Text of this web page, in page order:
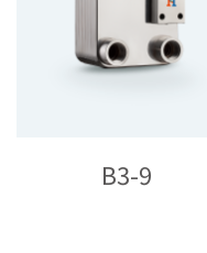
B3-9